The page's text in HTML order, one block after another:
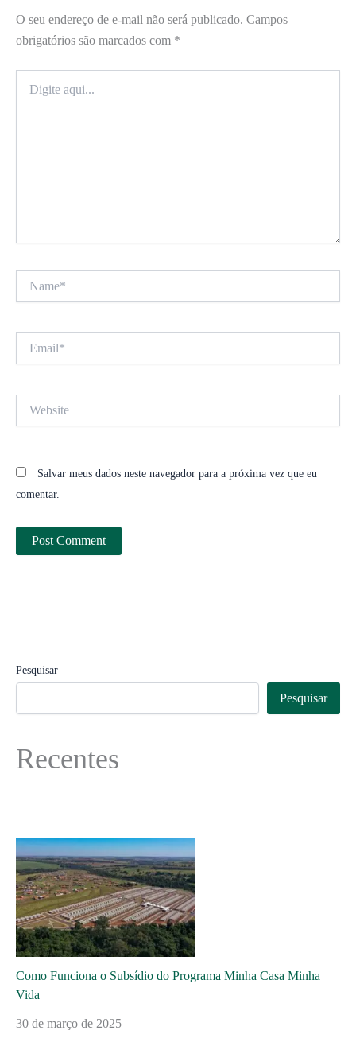
O seu endereço de e-mail não será publicado. Campos
obrigatórios são marcados com *
aqui...
Salvar meus dados neste navegador para a próxima vez que eu
comentar.
Pesquisar
Pesquisar
Recentes
Como Funciona o Subsídio do Programa Minha Casa Minha
Vida
30 de março de 2025